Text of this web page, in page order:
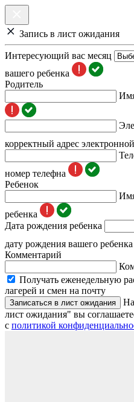
Запись в лист ожидания
Интересующий вас месяц
вашего ребенка
Родитель
корректный адрес
номер телефна
Ребенок
ребенка
Дата рождения ребенка
дату рождения вашего ребенка
Комментарий
Получать еженедельную
лагерей и смен на почту
Записаться в лист ожидания
лист ожидания" вы
с политикой